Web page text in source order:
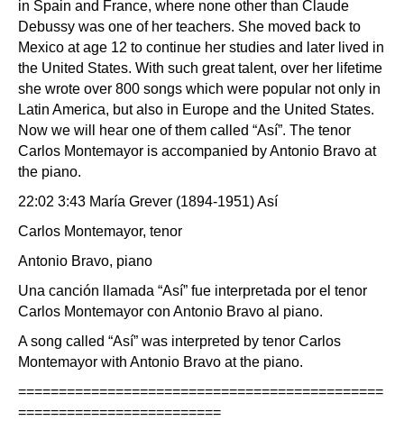
in Spain and France, where none other than Claude
Debussy was one of her teachers. She moved back to
Mexico at age 12 to continue her studies and later lived in
the United States. With such great talent, over her lifetime
she wrote over 800 songs which were popular not only in
Latin America, but also in Europe and the United States.
Now we will hear one of them called “Así”. The tenor
Carlos Montemayor is accompanied by Antonio Bravo at
the piano.
22:02 3:43 María Grever (1894-1951) Así
Carlos Montemayor, tenor
Antonio Bravo, piano
Una canción llamada “Así” fue interpretada por el tenor
Carlos Montemayor con Antonio Bravo al piano.
A song called “Así” was interpreted by tenor Carlos
Montemayor with Antonio Bravo at the piano.
=============================================
=========================